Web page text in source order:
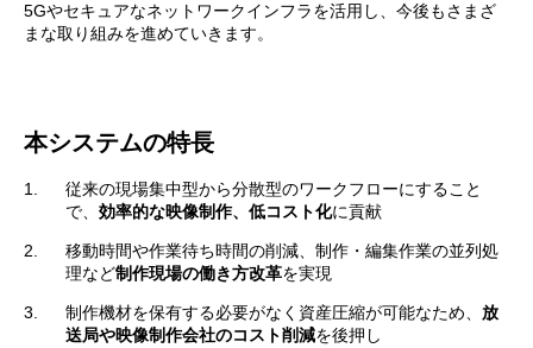
5Gやセキュアなネットワークインフラを活用し、今後もさまざ
まな取り組みを進めていきます。
本システムの特長
1.
従来の現場集中型から分散型のワークフローにすること
で、 効率的な映像制作、低コスト化に貢献
2.
移動時間や作業待ち時間の削減、制作・編集作業の並列処
理など制作現場の働き方改革を実現
3. 制作機材を保有する必要がなく資産圧縮が可能なため、 放
送局や映像制作会社のコスト削減を後押し